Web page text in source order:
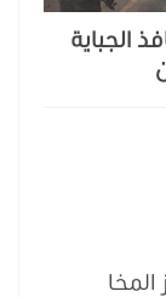
الجباية